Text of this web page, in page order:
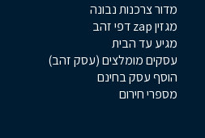
מדור צרכנות נבונה
מגזין zap דפי זהב
מגיע עד הבית
עסקים מומלצים (עסק זהב)
הוסף עסק בחינם
מספרי חירום